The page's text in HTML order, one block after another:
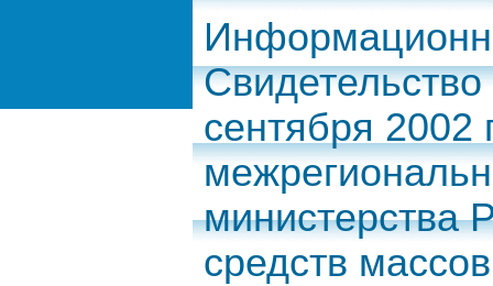
сентября
министерства
средств